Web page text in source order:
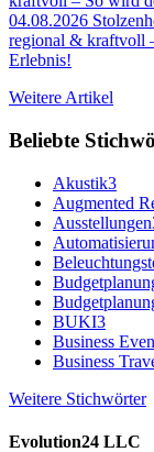
04.08.2026
regional & kraftvoll
Erlebnis!
Weitere Artikel
Beliebte
Akustik3
Augmented
Ausstellungen
BUKI3
Business
Business
Weitere Stichwörter
Evolution24 LLC